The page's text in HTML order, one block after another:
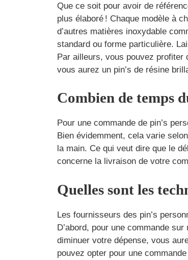
Que ce soit pour avoir de
plus élaboré ! Chaque modèle à
d’autres matières inoxydable
standard ou forme particulière.
Par ailleurs, vous pouvez profiter
vous aurez un pin’s de résine
Combien de temps
Pour une commande de pin’s
Bien évidemment, cela varie
la main. Ce qui veut dire que le
concerne la livraison de votre
Quelles sont les
Les fournisseurs des pin’s
D’abord, pour une commande
diminuer votre dépense, vous
pouvez opter pour une